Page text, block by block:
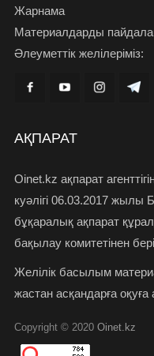
Жарнама
Материалдарды
Әлеуметтік желілеріміз:
АҚПАРАТ
Oinet.kz ақпарат
куәлігі 06.03.2017
бұқаралық ақпарат
бақылау комитетінен
Желілік басылым
жастан асқандарға оқуға
Copyright © 2020 Oinet.kz